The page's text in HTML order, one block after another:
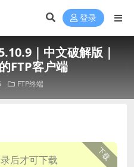
登录
｜中文破解版｜
FTP客户端
FTP终端
下载
后才可下载